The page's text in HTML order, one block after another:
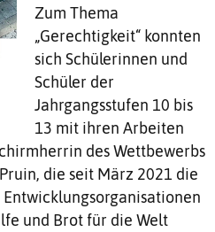
Zum Thema
„Gerechtigkeit“ konnten
sich Schülerinnen und
Schüler der
Jahrgangsstufen 10 bis
13 mit ihren Arbeiten
des Wettbewerbs
die seit März 2021 die
und Brot für die Welt